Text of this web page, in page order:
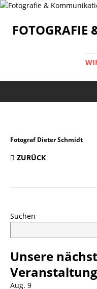
Fotograf Dieter Schmidt
ZURÜCK
Suchen
Unsere
Aug. 9